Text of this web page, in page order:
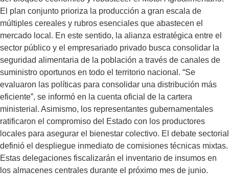
El plan conjunto prioriza la producción a gran escala de
múltiples cereales y rubros esenciales que abastecen el
mercado local. En este sentido, la alianza estratégica entre el
sector público y el empresariado privado busca consolidar la
seguridad alimentaria de la población a través de canales de
suministro oportunos en todo el territorio nacional. “Se
evaluaron las políticas para consolidar una distribución más
eficiente”, se informó en la cuenta oficial de la cartera
ministerial. Asimismo, los representantes gubernamentales
ratificaron el compromiso del Estado con los productores
locales para asegurar el bienestar colectivo. El debate sectorial
definió el despliegue inmediato de comisiones técnicas mixtas.
Estas delegaciones fiscalizarán el inventario de insumos en
los almacenes centrales durante el próximo mes de junio.